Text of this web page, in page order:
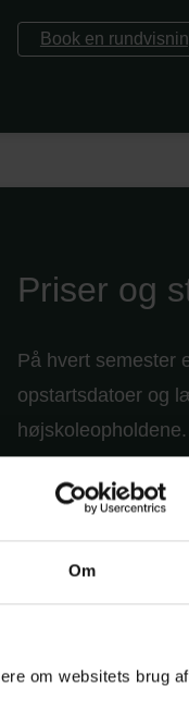
Om
om websitets brug af
Book en
Priser og
På hvert semester
opstartsdatoer og
forskellige
ugepriserne er, at
skal altså ikke
rejser eller
Se priser og